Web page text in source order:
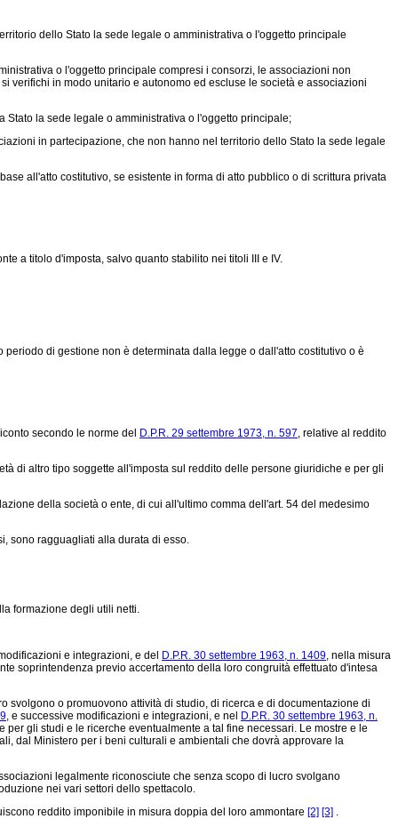
dello Stato la sede legale o amministrativa o l'oggetto principale
o l'oggetto principale compresi i consorzi, le associazioni non
verifichi in modo unitario e autonomo ed escluse le società e associazioni
la sede legale o amministrativa o l'oggetto principale;
in partecipazione, che non hanno nel territorio dello Stato la sede legale
all'atto costitutivo, se esistente in forma di atto pubblico o di scrittura privata
a titolo d'imposta, salvo quanto stabilito nei titoli III e IV.
di gestione non è determinata dalla legge o dall'atto costitutivo o è
secondo le norme del
D.P.R. 29 settembre 1973, n. 597, relative al reddito
di altro tipo soggette all'imposta sul reddito delle persone giuridiche e per gli
della società o ente, di cui all'ultimo comma dell'art. 54 del medesimo
sono ragguagliati alla durata di esso.
formazione degli utili netti.
e integrazioni, e del D.P.R. 30 settembre 1963, n. 1409, nella misura
soprintendenza previo accertamento della loro congruità effettuato d'intesa
o promuovono attività di studio, di ricerca e di documentazione di
, e successive modificazioni e integrazioni, e nel
D.P.R. 30 settembre 1963, n.
gli studi e le ricerche eventualmente a tal fine necessari. Le mostre e le
dal Ministero per i beni culturali e ambientali che dovrà approvare la
legalmente riconosciute che senza scopo di lucro svolgano
nei vari settori dello spettacolo.
reddito imponibile in misura doppia del loro ammontare [2] [3] .